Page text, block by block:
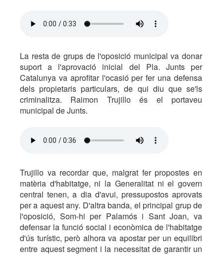
La resta de grups de l'oposició municipal va donar
suport a l'aprovació inicial del Pla. Junts per
Catalunya va aprofitar l'ocasió per fer una defensa
dels propietaris particulars, de qui diu que se'ls
criminalitza. Raimon Trujillo és el portaveu
municipal de Junts.
Trujillo va recordar que, malgrat fer propostes en
matèria d'habitatge, ni la Generalitat ni el govern
central tenen, a dia d'avui, pressupostos aprovats
per a aquest any. D'altra banda, el principal grup de
l'oposició, Som-hi per Palamós i Sant Joan, va
defensar la funció social i econòmica de l'habitatge
d'ús turístic, però alhora va apostar per un equilibri
entre aquest segment i la necessitat de garantir un